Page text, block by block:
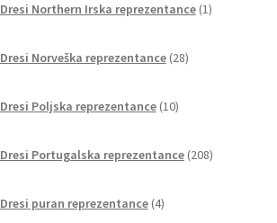
Dresi Northern Irska reprezentance 1izdelek
Dresi Norveška reprezentance 28izdelkov
Dresi Poljska reprezentance 10izdelkov
Dresi Portugalska reprezentance 208izdelkov
Dresi puran reprezentance 4izdelki